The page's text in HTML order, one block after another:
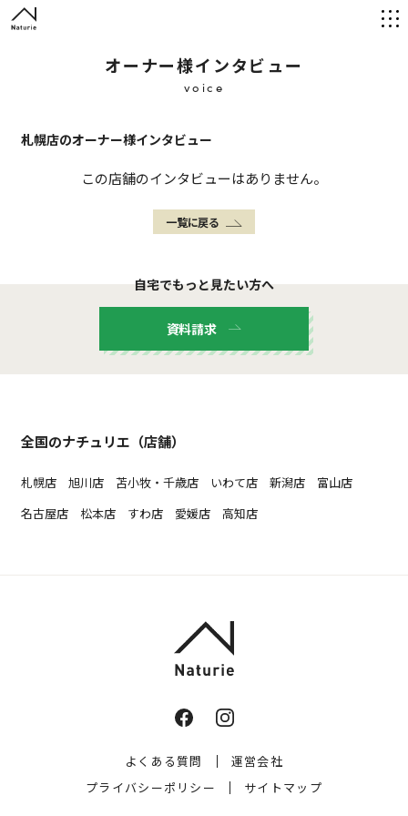
オーナー様インタビュー
voice
札幌店のオーナー様インタビュー
この店舗のインタビューはありません。
一覧に戻る
自宅でもっと見たい方へ
資料請求
全国のナチュリエ（店舗）
札幌店 旭川店 苫小牧・千歳店 いわて店 新潟店
富山店
名古屋店
松本店 すわ店 愛媛店 高知店
よくある質問
運営会社
プライバシーポリシー
サイトマップ